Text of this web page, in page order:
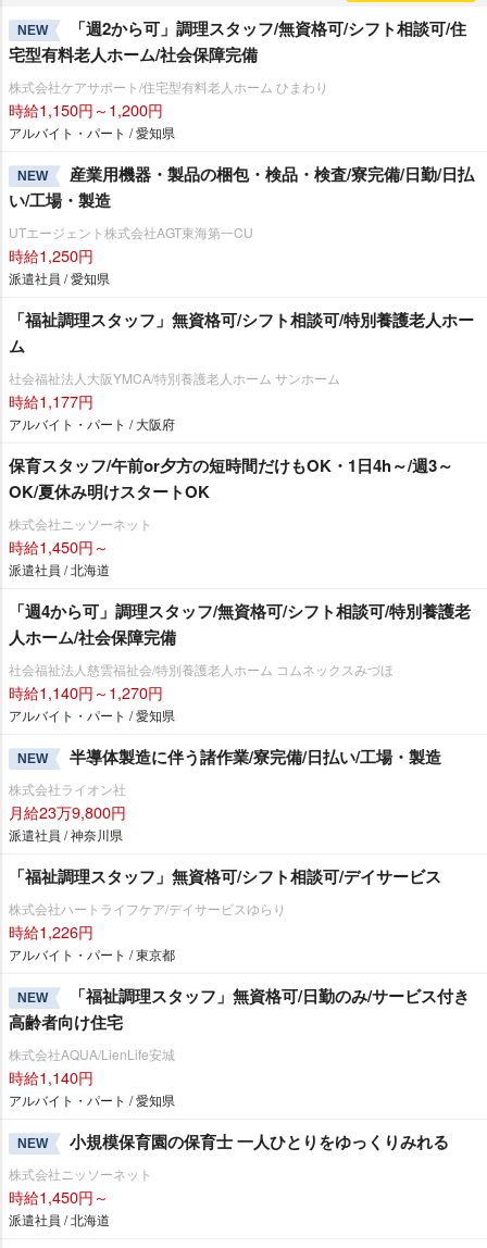
NEW
「週2から可」調理スタッフ/無資格可/シフト相談可/住
宅型有料老人ホーム/社会保障完備
株式会社ケアサポート/住宅型有料老人ホーム ひまわり
時給1,150円～1,200円
アルバイト・パート / 愛知県
NEW
産業用機器・製品の梱包・検品・検査/寮完備/日勤/日払
い/工場・製造
UTエージェント株式会社AGT東海第一CU
時給1,250円
派遣社員 / 愛知県
「福祉調理スタッフ」無資格可/シフト相談可/特別養護老人ホー
ム
社会福祉法人大阪YMCA/特別養護老人ホーム サンホーム
時給1,177円
アルバイト・パート / 大阪府
保育スタッフ/午前or夕方の短時間だけもOK・1日4h～/週3～
OK/夏休み明けスタートOK
株式会社ニッソーネット
時給1,450円～
派遣社員 / 北海道
「週4から可」調理スタッフ/無資格可/シフト相談可/特別養護老
人ホーム/社会保障完備
社会福祉法人慈雲福祉会/特別養護老人ホーム コムネックスみづほ
時給1,140円～1,270円
アルバイト・パート / 愛知県
NEW 半導体製造に伴う諸作業/寮完備/日払い/工場・製造
株式会社ライオン社
月給23万9,800円
派遣社員 / 神奈川県
「福祉調理スタッフ」無資格可/シフト相談可/デイサービス
株式会社ハートライフケア/デイサービスゆらり
時給1,226円
アルバイト・パート / 東京都
NEW
「福祉調理スタッフ」無資格可/日勤のみ/サービス付き
高齢者向け住宅
株式会社AQUA/LienLife安城
時給1,140円
アルバイト・パート / 愛知県
NEW 小規模保育園の保育士 一人ひとりをゆっくりみれる
株式会社ニッソーネット
時給1,450円～
派遣社員 / 北海道